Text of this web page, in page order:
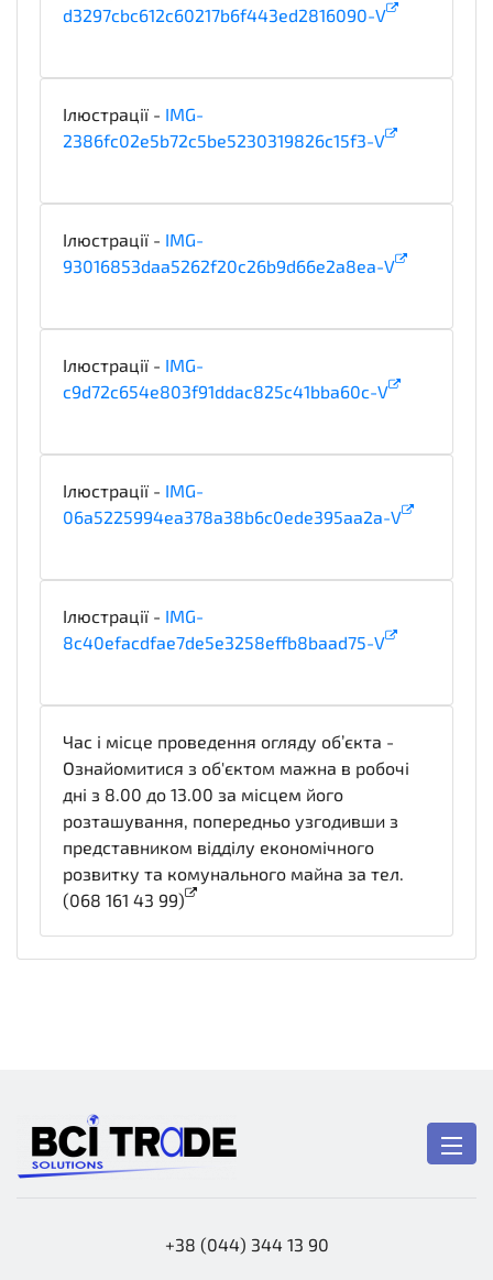
d3297cbc612c60217b6f443ed2816090-V
Ілюстрації - IMG-
2386fc02e5b72c5be5230319826c15f3-V
Ілюстрації - IMG-
93016853daa5262f20c26b9d66e2a8ea-V
Ілюстрації - IMG-
c9d72c654e803f91ddac825c41bba60c-V
Ілюстрації - IMG-
06a5225994ea378a38b6c0ede395aa2a-V
Ілюстрації - IMG-
8c40efacdfae7de5e3258effb8baad75-V
Час і місце проведення огляду об’єкта -
Ознайомитися з об'єктом мажна в робочі
дні з 8.00 до 13.00 за місцем його
розташування, попередньо узгодивши з
представником відділу економічного
розвитку та комунального майна за тел.
(068 161 43 99)
+38 (044) 344 13 90